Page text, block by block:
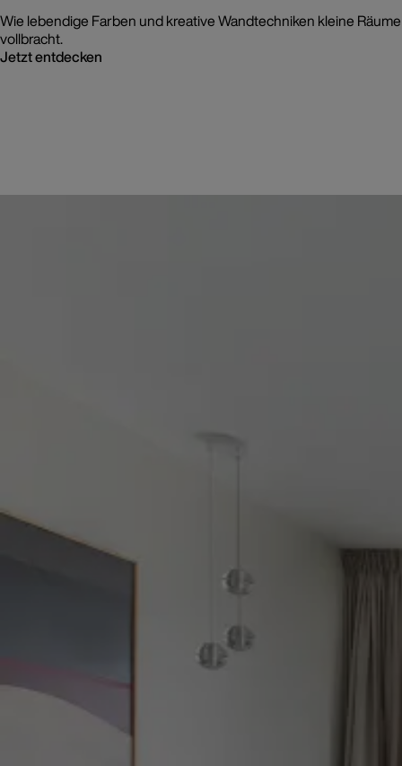
Wie lebendige Farben und kreative Wandtechniken kleine
vollbracht.
Jetzt entdecken